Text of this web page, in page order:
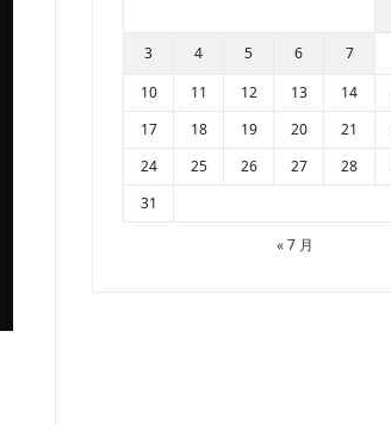
3 4 5 6 7
10
11 12 13 14
17
18 19 20 21
24
25 26 27 28
31
« 7 月